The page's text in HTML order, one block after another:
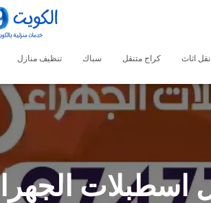
نقل اثاث كراج متنقل سباك تنظيف منازل